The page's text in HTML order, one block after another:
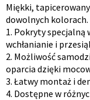
Opis
produktu
Miękki,
dowolnych kolorach.
1. Pokryty specjalną
wchłanianie i
2. Możliwość
oparcia dzięki
3. Łatwy montaż i
4. Dostępne w